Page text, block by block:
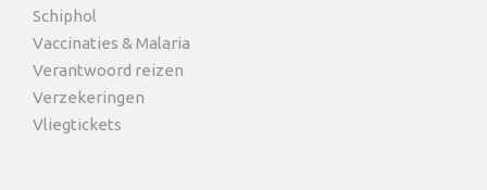
Schiphol
Vaccinaties & Malaria
Verantwoord reizen
Verzekeringen
Vliegtickets